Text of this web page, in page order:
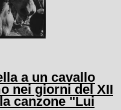
a un cavallo
nei giorni del XII
canzone "Lui